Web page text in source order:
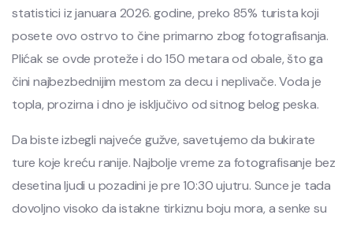
statistici iz januara 2026. godine, preko 85% turista koji
posete ovo ostrvo to čine primarno zbog fotografisanja.
Plićak se ovde proteže i do 150 metara od obale, što ga
čini najbezbednijim mestom za decu i neplivače. Voda je
topla, prozirna i dno je isključivo od sitnog belog peska.
Da biste izbegli najveće gužve, savetujemo da bukirate
ture koje kreću ranije. Najbolje vreme za fotografisanje bez
desetina ljudi u pozadini je pre 10:30 ujutru. Sunce je tada
dovoljno visoko da istakne tirkiznu boju mora, a senke su